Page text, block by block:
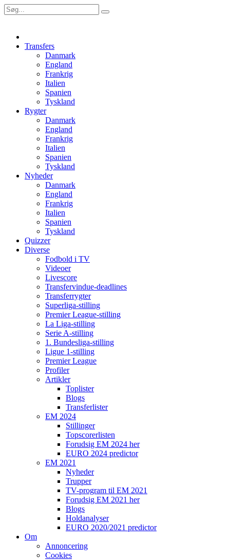
Transfers
Danmark
England
Frankrig
Italien
Spanien
Tyskland
Rygter
Danmark
England
Frankrig
Italien
Spanien
Tyskland
Nyheder
Danmark
England
Frankrig
Italien
Spanien
Tyskland
Quizzer
Diverse
Fodbold i TV
Videoer
Livescore
Transfervindue-deadlines
Transferrygter
Superliga-stilling
Premier League-stilling
La Liga-stilling
Serie A-stilling
1. Bundesliga-stilling
Ligue 1-stilling
Premier League
Profiler
Artikler
Toplister
Blogs
Transferlister
EM 2024
Stillinger
Topscorerlisten
Forudsig EM 2024 her
EURO 2024 predictor
EM 2021
Nyheder
Trupper
TV-program til EM 2021
Forudsig EM 2021 her
Blogs
Holdanalyser
EURO 2020/2021 predictor
Om
Annoncering
Cookies